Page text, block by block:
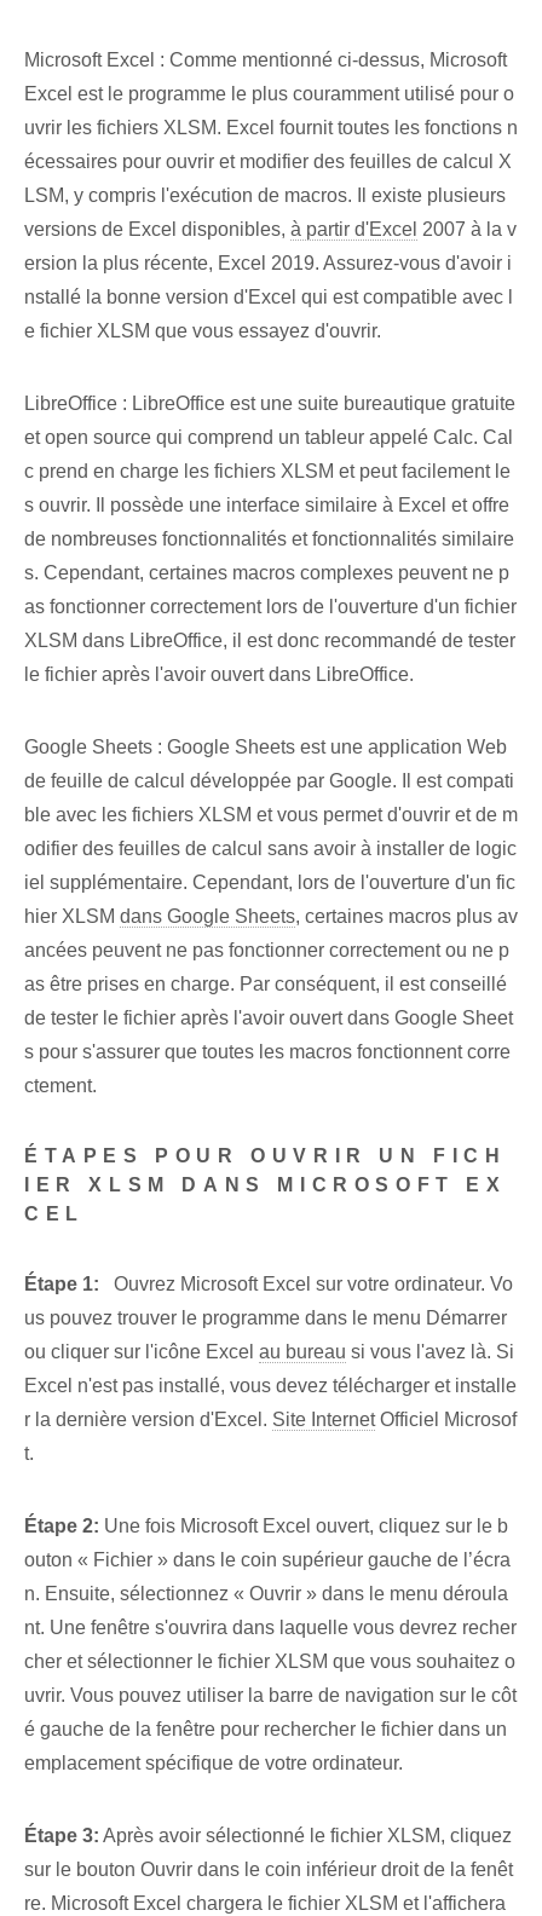
Microsoft Excel : Comme mentionné ci-dessus, Microsoft
Excel est le programme le plus couramment utilisé pour o
uvrir les fichiers XLSM. Excel fournit toutes les fonctions n
écessaires pour ouvrir et modifier des feuilles de calcul ⁢X
LSM, y compris l'exécution de macros.‌ Il existe plusieurs
versions‍ de ⁢Excel disponibles,​ à partir d'Excel 2007 à la v
ersion la plus récente, Excel 2019. Assurez-vous d'avoir i
nstallé la bonne version d'Excel qui est compatible avec l
e fichier XLSM que vous essayez d'ouvrir.
LibreOffice : LibreOffice est une suite bureautique gratuite
et open source qui comprend un tableur appelé Calc. Cal
c prend en charge les fichiers XLSM et peut facilement le
s ouvrir. Il possède une interface similaire à Excel et offre
de nombreuses fonctionnalités et fonctionnalités similaire
s. Cependant, certaines macros complexes peuvent ne p
as fonctionner correctement lors de l'ouverture d'un fichier
XLSM dans LibreOffice, il est donc recommandé de tester
le fichier après l'avoir ouvert dans LibreOffice.
Google ‌Sheets : ‌Google Sheets‍ est une application Web
de feuille de calcul développée par Google. Il est compati
ble avec les fichiers XLSM et vous permet d'ouvrir et de m
odifier des feuilles de calcul sans avoir à installer de logic
iel supplémentaire. Cependant, lors de l'ouverture d'un fic
hier XLSM dans Google Sheets, certaines macros plus av
ancées peuvent ne pas fonctionner correctement ou ne p
as être prises en charge. Par conséquent, il est conseillé
de tester le fichier après l'avoir ouvert dans Google Sheet
s pour s'assurer que toutes les macros fonctionnent corre
ctement.
ÉTAPES POUR OUVRIR UN FICH
IER XLSM DANS MICROSOFT EX
CEL
Étape 1: ⁣ ⁣ Ouvrez Microsoft Excel sur votre ordinateur. Vo
us pouvez trouver le programme dans le menu Démarrer
ou cliquer sur l'icône Excel au bureau si vous l'avez là. Si
Excel n'est pas installé, vous devez télécharger et installe
r la dernière version d'Excel. Site InternetOfficiel Microsof
t.
Étape 2: Une fois Microsoft Excel ouvert, cliquez sur le b
outon « Fichier » dans le coin supérieur gauche de l’écra
n. Ensuite, sélectionnez « Ouvrir » dans le menu déroula
nt. Une fenêtre s'ouvrira dans laquelle vous devrez recher
cher et sélectionner le fichier XLSM que vous souhaitez o
uvrir. Vous pouvez utiliser la barre de navigation sur le côt
é gauche de la fenêtre pour rechercher le fichier dans un
emplacement spécifique de votre ordinateur.
Étape 3: Après avoir sélectionné le fichier XLSM, cliquez
sur le bouton Ouvrir dans le coin inférieur droit de la fenêt
re. Microsoft Excel chargera le fichier XLSM et l'affichera